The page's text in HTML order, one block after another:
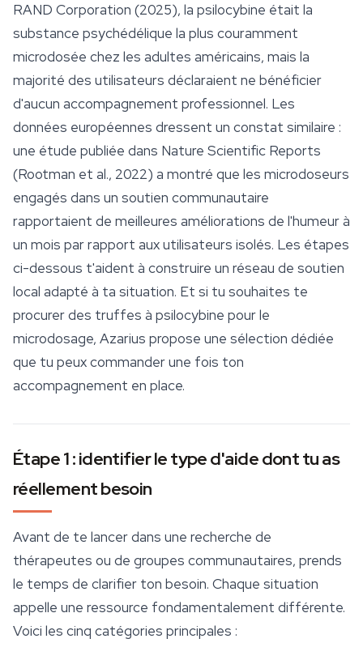
RAND Corporation (2025), la psilocybine était la
substance psychédélique la plus couramment
microdosée chez les adultes américains, mais la
majorité des utilisateurs déclaraient ne bénéficier
d'aucun accompagnement professionnel. Les
données européennes dressent un constat similaire :
une étude publiée dans Nature Scientific Reports
(Rootman et al., 2022) a montré que les microdoseurs
engagés dans un soutien communautaire
rapportaient de meilleures améliorations de l'humeur à
un mois par rapport aux utilisateurs isolés. Les étapes
ci-dessous t'aident à construire un réseau de soutien
local adapté à ta situation. Et si tu souhaites te
procurer des truffes à psilocybine pour le
microdosage, Azarius propose une sélection dédiée
que tu peux commander une fois ton
accompagnement en place.
Étape 1 : identifier le type d'aide dont tu as
réellement besoin
Avant de te lancer dans une recherche de
thérapeutes ou de groupes communautaires, prends
le temps de clarifier ton besoin. Chaque situation
appelle une ressource fondamentalement différente.
Voici les cinq catégories principales :